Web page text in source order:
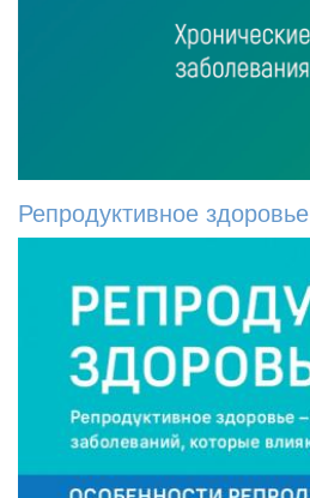
Репродуктивное здоровье